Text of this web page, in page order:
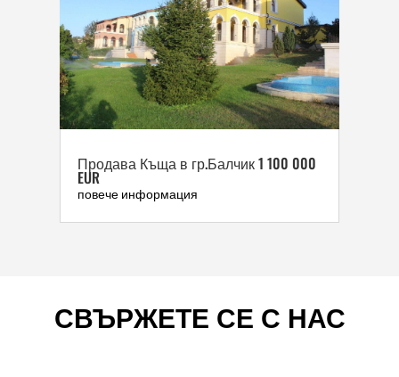
Продава Къща в гр.Балчик 1 100 000
EUR
повече информация
СВЪРЖЕТЕ СЕ С НАС